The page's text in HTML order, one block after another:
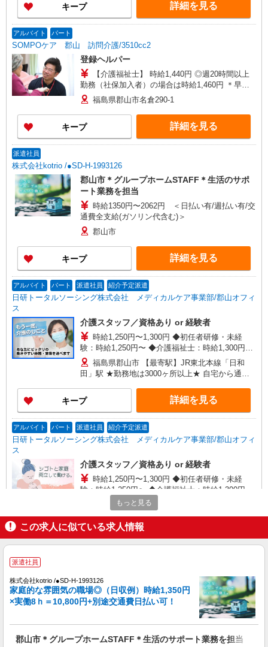
キープ 詳細を見る
アルバイト パート
SOMPOケア 郡山 訪問介護/3510cc2
登録ヘルパー
【介護福祉士】 時給1,440円 ◎週20時間以上
勤務（社保加入者）の場合は時給1,460円 ＊早朝
夜間（〜8:00、18:00〜）：時給1,800円〜 ＊日曜
祝日：時給1,740円〜 【実務者研修・初任者研修
（ヘルパー1級・2級）】 時給1,360円 ◎週20時間
以上勤務（社保加入者）の場合は時給1,380円〜
＊早朝夜間（〜8:00、18:00〜）：時給1,700円〜
助が同時給 ◎キャンセル手当：職務時給の60％支
給
福島県郡山市名倉290-1
キープ 詳細を見る
派遣社員
株式会社kotrio /●SD-H-1993126
郡山市＊グループホームSTAFF＊生活のサポ
ート業務を担当
時給1350円〜2062円 ＜日払い有/週払い有/交
通費全支給(ガソリン代含む)＞
郡山市
キープ 詳細を見る
アルバイト パート 派遣社員 紹介予定派遣
日研トータルソーシング株式会社 メディカルケア事業部/郡山オフィ
ス
介護スタッフ／資格あり or 経験者
時給1,250円〜1,300円 ◆初任者研修・未経
験：時給1,250円〜 ◆介護福祉士：時給1,300円〜
※経験者は3ヶ月以上 ※給与幅は経験・能力によ
る ★週払いOK（規定あり）
福島県郡山市 【最寄駅】JR東北本線「日和
田」駅 ★勤務地は3000ヶ所以上★ 自宅から通い
い！！
キープ 詳細を見る
アルバイト パート 派遣社員 紹介予定派遣
日研トータルソーシング株式会社 メディカルケア事業部/郡山オフィ
ス
介護スタッフ／資格あり or 経験者
時給1,250円〜1,300円 ◆初任者研修・未経
験：時給1,250円〜 ◆介護福祉士：時給1,300円〜
※経験者は3ヶ月以上 ※給与幅は経験・能力によ
る ★週払いOK（規定あり）
福島県郡山市 【最寄駅】JR磐越西線「磐梯熱
海」駅 ★勤務地は3000ヶ所以上★ 自宅から通い
やすいエリアなど、お好きな勤務地をお選び下さ
い！！
キープ 詳細を見る
派遣社員
（株）ウィルオブ・ワークCW 宇都宮支店/ms090101
夜勤専従
時給1250円 ◆前払い・日払い・週払いOK
福島県郡山市
もっと見る
この求人に似ている求人情報
派遣社員
株式会社kotrio /●SD-H-1993126
家庭的な雰囲気の職場◎（日収例）時給1,350円
×実働8ｈ＝10,800円+別途交通費日払い可！
郡山市＊グループホームSTAFF＊生活のサポート業務を担当